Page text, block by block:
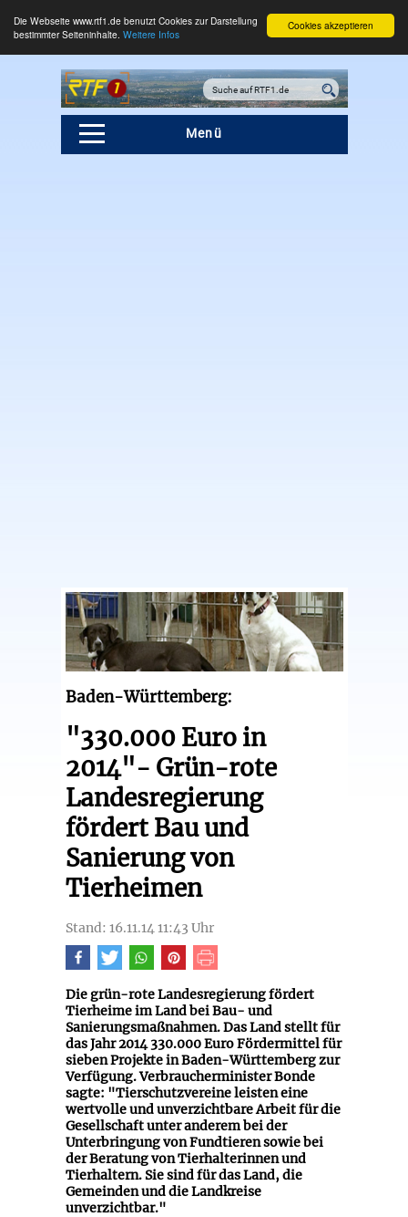
Cookies akzeptieren
Die Webseite www.rtf1.de benutzt Cookies zur Darstellung
bestimmter Seiteninhalte. Weitere Infos
Menü
Baden-Württemberg:
"330.000 Euro in
2014"- Grün-rote
Landesregierung
fördert Bau und
Sanierung von
Tierheimen
Stand: 16.11.14 11:43 Uhr
Die grün-rote Landesregierung fördert
Tierheime im Land bei Bau- und
Sanierungsmaßnahmen. Das Land stellt für
das Jahr 2014 330.000 Euro Fördermittel für
sieben Projekte in Baden-Württemberg zur
Verfügung. Verbraucherminister Bonde
sagte: "Tierschutzvereine leisten eine
wertvolle und unverzichtbare Arbeit für die
Gesellschaft unter anderem bei der
Unterbringung von Fundtieren sowie bei
der Beratung von Tierhalterinnen und
Tierhaltern. Sie sind für das Land, die
Gemeinden und die Landkreise
unverzichtbar."